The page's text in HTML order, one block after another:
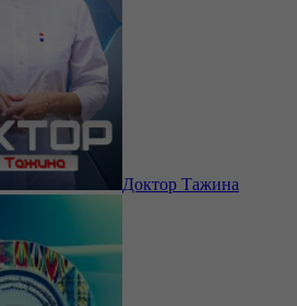
Доктор Тажина